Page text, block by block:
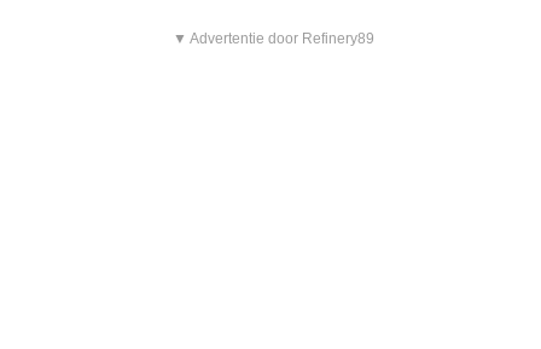
▼ Advertentie door Refinery89